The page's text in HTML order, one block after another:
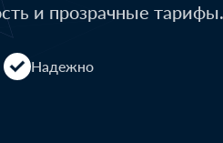
и прозрачные тарифы.
Надежно